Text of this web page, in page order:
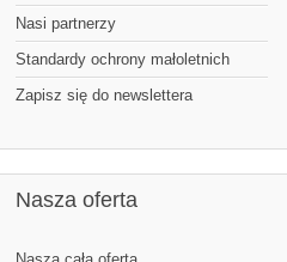
Nasi partnerzy
Standardy ochrony małoletnich
Zapisz się do newslettera
Nasza oferta